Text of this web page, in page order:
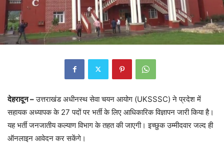
देहरादून –उत्तराखंड अधीनस्थ सेवा चयन आयोग (UKSSSC) ने प्रदेश में
सहायक अध्यापक के 27 पदों पर भर्ती के लिए आधिकारिक विज्ञापन जारी किया है।
यह भर्ती जनजातीय कल्याण विभाग के तहत की जाएगी। इच्छुक उम्मीदवार जल्द ही
ऑनलाइन आवेदन कर सकेंगे।